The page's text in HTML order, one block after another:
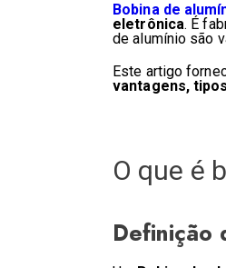
Bobina de
eletrônica. É
de alumínio são
Este artigo
vantagens,
O que é
Definição